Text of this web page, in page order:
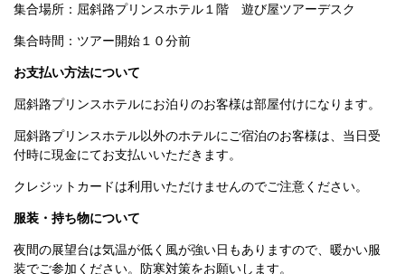
集合場所：屈斜路プリンスホテル１階　遊び屋ツアーデスク
集合時間：ツアー開始１０分前
お支払い方法について
屈斜路プリンスホテルにお泊りのお客様は部屋付けになります。
屈斜路プリンスホテル以外のホテルにご宿泊のお客様は、当日受
付時に現金にてお支払いいただきます。
クレジットカードは利用いただけませんのでご注意ください。
服装・持ち物について
夜間の展望台は気温が低く風が強い日もありますので、暖かい服
装でご参加ください。防寒対策をお願いします。